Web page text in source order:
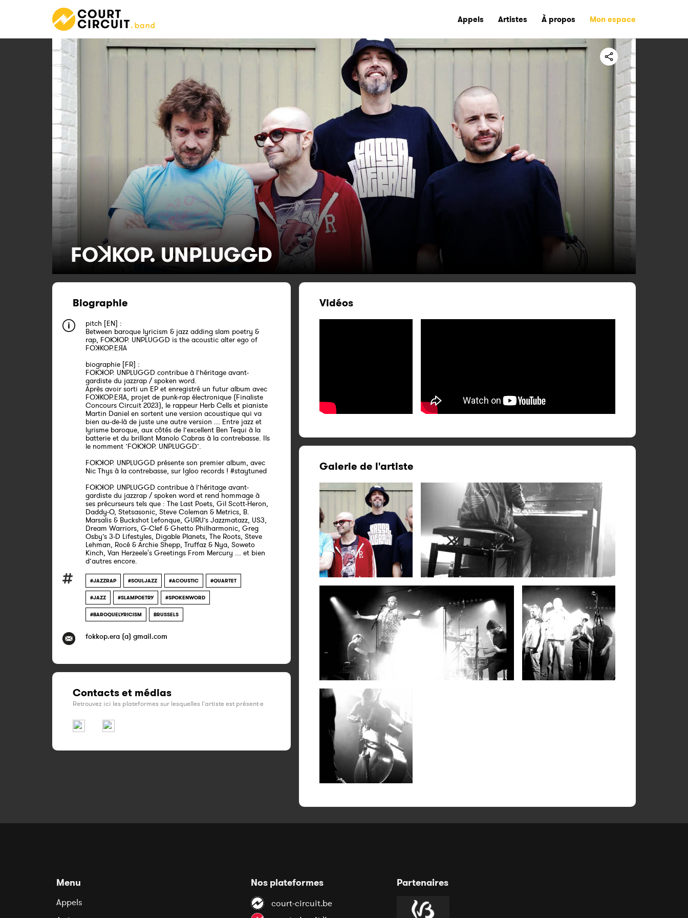
Appels Artistes À propos Mon espace
FOꓘKOP. UNPLUGGD
Biographie
pitch [EN] :
Between baroque lyricism & jazz adding slam poetry &
rap, FOKꓘOP. UNPLUGGD is the acoustic alter ego of
FOꓘKOP.EЯA
biographie [FR] :
FOKꓘOP. UNPLUGGD contribue à l’héritage avant-
gardiste du jazzrap / spoken word.
Après avoir sorti un EP et enregistré un futur album avec
FOꓘKOP.EЯA, projet de punk-rap électronique (Finaliste
Concours Circuit 2023), le rappeur Herb Cells et pianiste
Martin Daniel en sortent une version acoustique qui va
bien au-de-là de juste une autre version ... Entre jazz et
lyrisme baroque, aux côtés de l’excellent Ben Tequi à la
batterie et du brillant Manolo Cabras à la contrebasse. Ils
le nomment ’FOKꓘOP. UNPLUGGD’.
FOKꓘOP. UNPLUGGD présente son premier album, avec
Nic Thys à la contrebasse, sur Igloo records ! #staytuned
FOKꓘOP. UNPLUGGD contribue à l’héritage avant-
gardiste du jazzrap / spoken word et rend hommage à
ses précurseurs tels que : The Last Poets, Gil Scott-Heron,
Daddy-O, Stetsasonic, Steve Coleman & Metrics, B.
Marsalis & Buckshot Lefonque, GURU’s Jazzmatazz, US3,
Dream Warriors, G-Clef & Ghetto Philharmonic, Greg
Osby’s 3-D Lifestyles, Digable Planets, The Roots, Steve
Lehman, Rocé & Archie Shepp, Truffaz & Nya, Soweto
Kinch, Van Herzeele's Greetings From Mercury ... et bien
d’autres encore.
#JAZZRAP #SOULJAZZ #ACOUSTIC #QUARTET
#JAZZ #SLAMPOETRY #SPOKENWORD
#BAROQUELYRICISM BRUSSELS
fokkop.era (a) gmail.com
Contacts et médias
Retrouvez ici les plateformes sur lesquelles l'artiste est présent·e
Vidéos
Galerie de l'artiste
Menu
Appels
Nos plateformes
court-circuit.be
Partenaires